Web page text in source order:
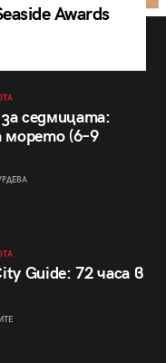
Awards
седмицата:
морето (6–9
Guide: 72 часа в